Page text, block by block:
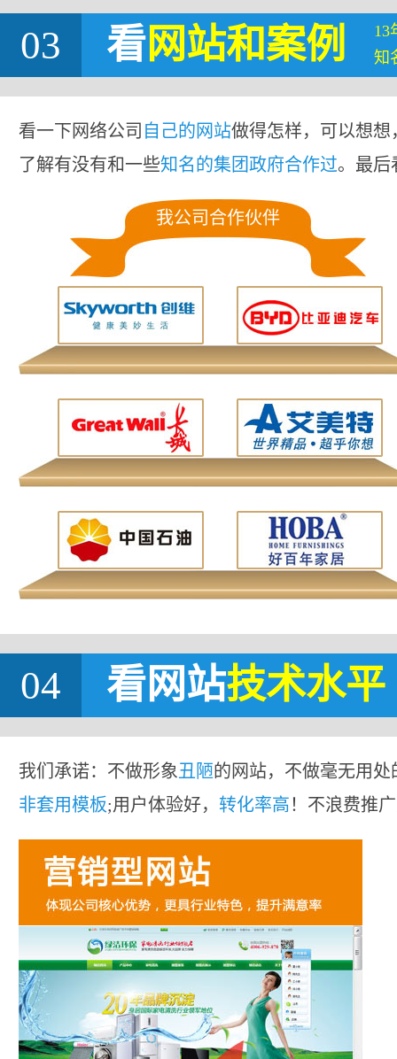
03 看网站和案例
13
知
看一下网络公司 自己的网站做得怎样，可以想
了解有没有和一些知名的集团政府合作过。最后
我公司合作伙伴
04 看网站技术水平
我们承诺：不做形象丑陋的网站，不做毫无用处
非套用模板;用户体验好， 转化率高！不浪费推